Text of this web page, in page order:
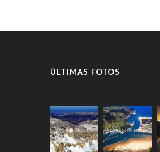
ÚLTIMAS FOTOS